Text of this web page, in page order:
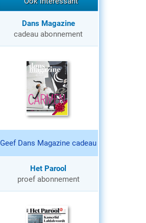
Dans Magazine
cadeau abonnement
Geef Dans Magazine cadeau
Het Parool
proef abonnement